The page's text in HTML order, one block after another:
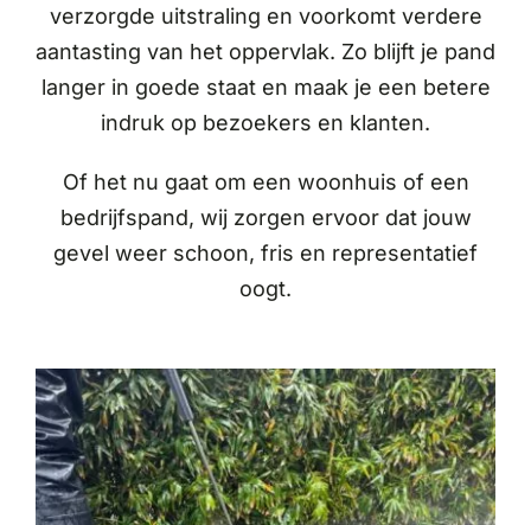
verzorgde uitstraling en voorkomt verdere
aantasting van het oppervlak. Zo blijft je pand
langer in goede staat en maak je een betere
indruk op bezoekers en klanten.
Of het nu gaat om een woonhuis of een
bedrijfspand, wij zorgen ervoor dat jouw
gevel weer schoon, fris en representatief
oogt.